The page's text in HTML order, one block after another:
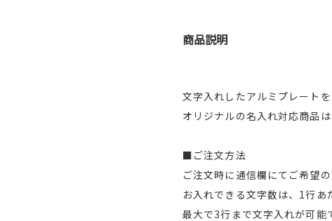
商品説明
文字入れしたアルミプレート
オリジナルの名入れ対応商品
■ご注文方法
ご注文時に通信欄にてご希望
お入れできる文字数は、1行あ
最大で3行まで文字入れが可能